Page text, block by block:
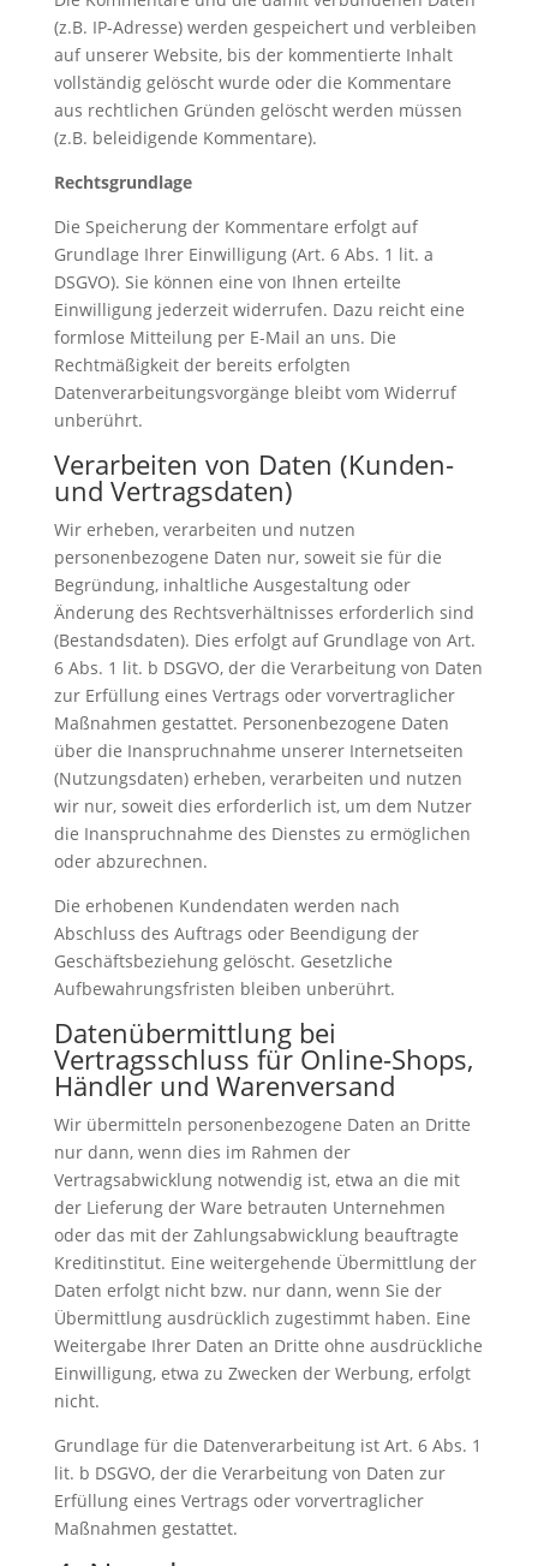
(z.B. IP-Adresse) werden gespeichert und verbleiben
auf unserer Website, bis der kommentierte Inhalt
vollständig gelöscht wurde oder die Kommentare
aus rechtlichen Gründen gelöscht werden müssen
(z.B. beleidigende Kommentare).
Rechtsgrundlage
Die Speicherung der Kommentare erfolgt auf
Grundlage Ihrer Einwilligung (Art. 6 Abs. 1 lit. a
DSGVO). Sie können eine von Ihnen erteilte
Einwilligung jederzeit widerrufen. Dazu reicht eine
formlose Mitteilung per E-Mail an uns. Die
Rechtmäßigkeit der bereits erfolgten
Datenverarbeitungsvorgänge bleibt vom Widerruf
unberührt.
Verarbeiten von Daten (Kunden-
und Vertragsdaten)
Wir erheben, verarbeiten und nutzen
personenbezogene Daten nur, soweit sie für die
Begründung, inhaltliche Ausgestaltung oder
Änderung des Rechtsverhältnisses erforderlich sind
(Bestandsdaten). Dies erfolgt auf Grundlage von Art.
6 Abs. 1 lit. b DSGVO, der die Verarbeitung von Daten
zur Erfüllung eines Vertrags oder vorvertraglicher
Maßnahmen gestattet. Personenbezogene Daten
über die Inanspruchnahme unserer Internetseiten
(Nutzungsdaten) erheben, verarbeiten und nutzen
wir nur, soweit dies erforderlich ist, um dem Nutzer
die Inanspruchnahme des Dienstes zu ermöglichen
oder abzurechnen.
Die erhobenen Kundendaten werden nach
Abschluss des Auftrags oder Beendigung der
Geschäftsbeziehung gelöscht. Gesetzliche
Aufbewahrungsfristen bleiben unberührt.
Datenübermittlung bei
Vertragsschluss für Online-Shops,
Händler und Warenversand
Wir übermitteln personenbezogene Daten an Dritte
nur dann, wenn dies im Rahmen der
Vertragsabwicklung notwendig ist, etwa an die mit
der Lieferung der Ware betrauten Unternehmen
oder das mit der Zahlungsabwicklung beauftragte
Kreditinstitut. Eine weitergehende Übermittlung der
Daten erfolgt nicht bzw. nur dann, wenn Sie der
Übermittlung ausdrücklich zugestimmt haben. Eine
Weitergabe Ihrer Daten an Dritte ohne ausdrückliche
Einwilligung, etwa zu Zwecken der Werbung, erfolgt
nicht.
Grundlage für die Datenverarbeitung ist Art. 6 Abs. 1
lit. b DSGVO, der die Verarbeitung von Daten zur
Erfüllung eines Vertrags oder vorvertraglicher
Maßnahmen gestattet.